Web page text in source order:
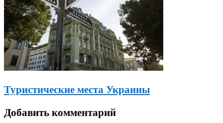
Туристические места Украины
Добавить комментарий